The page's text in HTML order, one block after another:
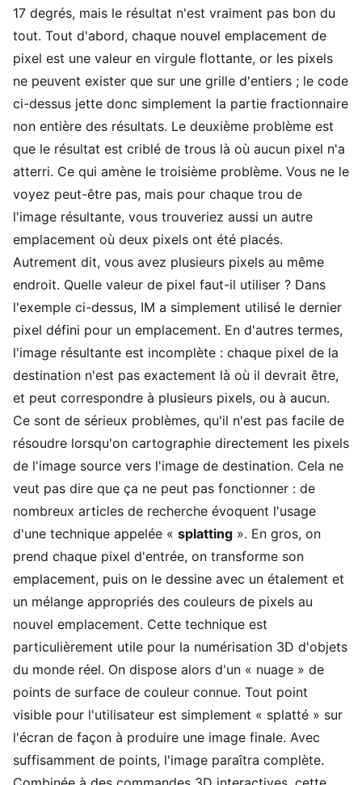
17 degrés, mais le résultat n'est vraiment pas bon du
tout. Tout d'abord, chaque nouvel emplacement de
pixel est une valeur en virgule flottante, or les pixels
ne peuvent exister que sur une grille d'entiers ; le code
ci-dessus jette donc simplement la partie fractionnaire
non entière des résultats. Le deuxième problème est
que le résultat est criblé de trous là où aucun pixel n'a
atterri. Ce qui amène le troisième problème. Vous ne le
voyez peut-être pas, mais pour chaque trou de
l'image résultante, vous trouveriez aussi un autre
emplacement où deux pixels ont été placés.
Autrement dit, vous avez plusieurs pixels au même
endroit. Quelle valeur de pixel faut-il utiliser ? Dans
l'exemple ci-dessus, IM a simplement utilisé le dernier
pixel défini pour un emplacement. En d'autres termes,
l'image résultante est incomplète : chaque pixel de la
destination n'est pas exactement là où il devrait être,
et peut correspondre à plusieurs pixels, ou à aucun.
Ce sont de sérieux problèmes, qu'il n'est pas facile de
résoudre lorsqu'on cartographie directement les pixels
de l'image source vers l'image de destination. Cela ne
veut pas dire que ça ne peut pas fonctionner : de
nombreux articles de recherche évoquent l'usage
d'une technique appelée « splatting ». En gros, on
prend chaque pixel d'entrée, on transforme son
emplacement, puis on le dessine avec un étalement et
un mélange appropriés des couleurs de pixels au
nouvel emplacement. Cette technique est
particulièrement utile pour la numérisation 3D d'objets
du monde réel. On dispose alors d'un « nuage » de
points de surface de couleur connue. Tout point
visible pour l'utilisateur est simplement « splatté » sur
l'écran de façon à produire une image finale. Avec
suffisamment de points, l'image paraîtra complète.